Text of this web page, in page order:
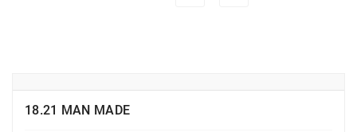
18.21 MAN MADE